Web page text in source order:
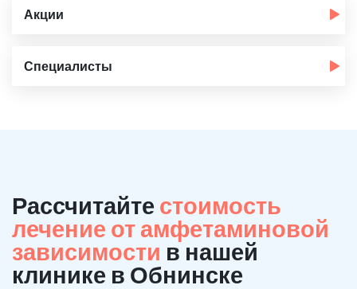
Акции
Специалисты
Рассчитайте стоимость
лечение от амфетаминовой
зависимости в нашей
клинике в Обнинске